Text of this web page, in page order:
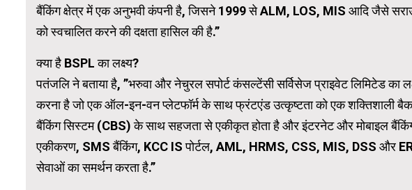
बैंकिंग क्षेत्र में एक अनुभवी कंपनी है, जिसने 1999 से ALM, LOS, MIS आदि जैसे
को स्वचालित करने की दक्षता हासिल की है.”
क्या है BSPL का लक्ष्य?
पतंजलि ने बताया है, ”भरुवा और नेचुरल सपोर्ट कंसल्टेंसी सर्विसेज प्राइवेट लिमिटेड का
करना है जो एक ऑल-इन-वन प्लेटफॉर्म के साथ फ्रंटएंड उत्कृष्टता को एक शक्तिशाली
बैंकिंग सिस्टम (CBS) के साथ सहजता से एकीकृत होता है और इंटरनेट और मोबाइल
एकीकरण, SMS बैंकिंग, KCC IS पोर्टल, AML, HRMS, CSS, MIS, DSS और
सेवाओं का समर्थन करता है.”